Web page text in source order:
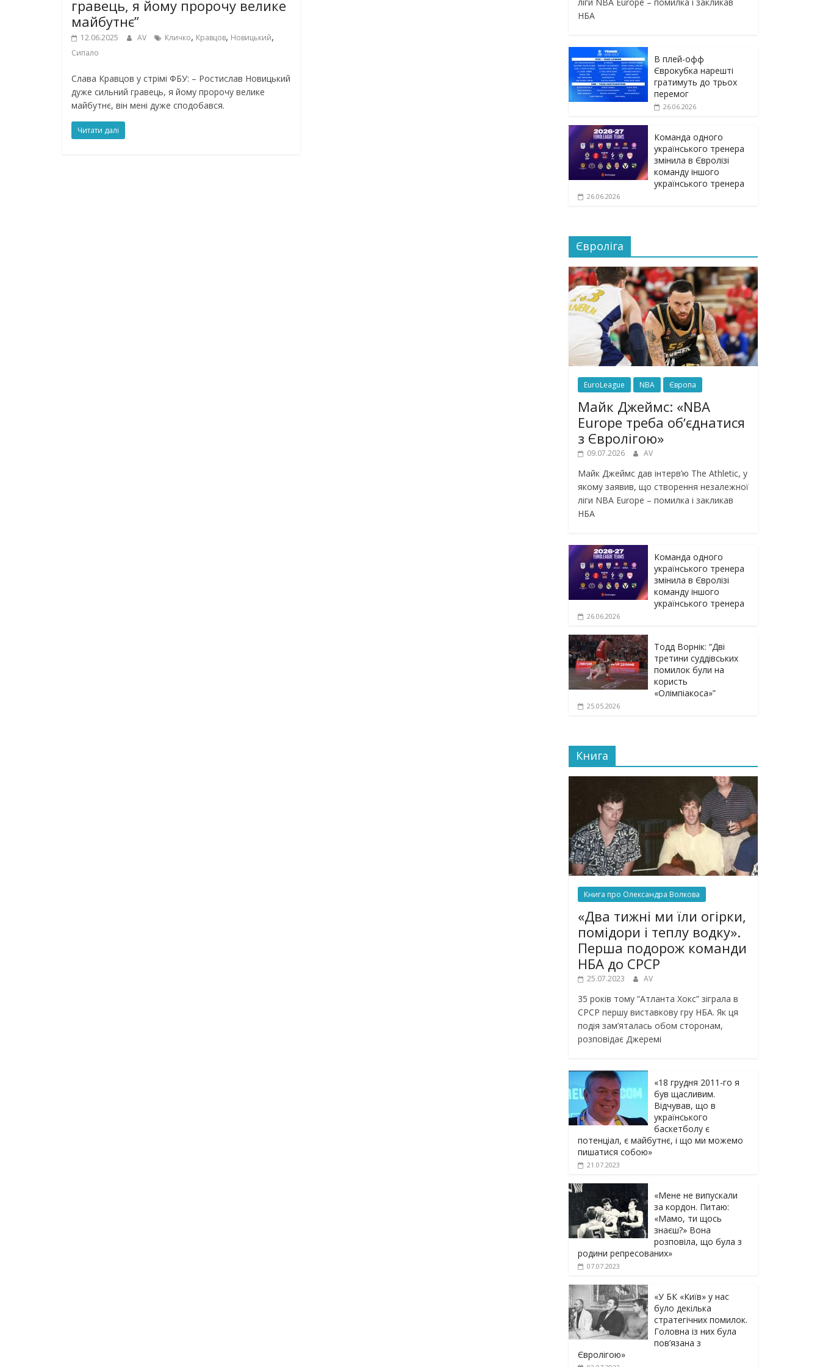
гравець, я йому пророчу велике
майбутнє”
12.06.2025 AV Кличко, Кравцов, Новицький,
Сипало
Слава Кравцов у стрімі ФБУ: – Ростислав Новицький
дуже сильний гравець, я йому пророчу велике
майбутнє, він мені дуже сподобався.
Читати далі
НБА
В плей-офф
Єврокубка нарешті
гратимуть до трьох
перемог
26.06.2026
Команда одного
українського тренера
змінила в Євролізі
команду іншого
українського тренера
26.06.2026
Євроліга
EuroLeague NBA Європа
Майк Джеймс: «NBA
Europe треба обʼєднатися
з Євролігою»
09.07.2026 AV
Майк Джеймс дав інтерв’ю The Athletic, у
якому заявив, що створення незалежної
ліги NBA Europe – помилка і закликав
НБА
Команда одного
українського тренера
змінила в Євролізі
команду іншого
українського тренера
26.06.2026
Тодд Ворнік: “Дві
третини суддівських
помилок були на
користь
«Олімпіакоса»”
25.05.2026
Книга
Книга про Олександра Волкова
«Два тижні ми їли огірки,
помідори і теплу водку».
Перша подорож команди
НБА до СРСР
25.07.2023 AV
35 років тому “Атланта Хокс” зіграла в
СРСР першу виставкову гру НБА. Як ця
подія зам’яталась обом сторонам,
розповідає Джеремі
«18 грудня 2011-го я
був щасливим.
Відчував, що в
українського
баскетболу є
потенціал, є майбутнє, і що ми можемо
пишатися собою»
21.07.2023
«Мене не випускали
за кордон. Питаю:
«Мамо, ти щось
знаєш?» Вона
розповіла, що була з
родини репресованих»
07.07.2023
«У БК «Київ» у нас
було декілька
стратегічних помилок.
Головна із них була
пов’язана з
Євролігою»